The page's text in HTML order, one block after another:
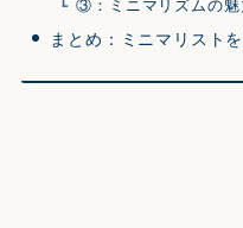
③：ミニマリズムの魅
まとめ：ミニマリスト